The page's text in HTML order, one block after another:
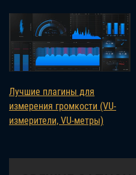
Лучшие плагины для
измерения громкости (VU-
измерители, VU-метры)